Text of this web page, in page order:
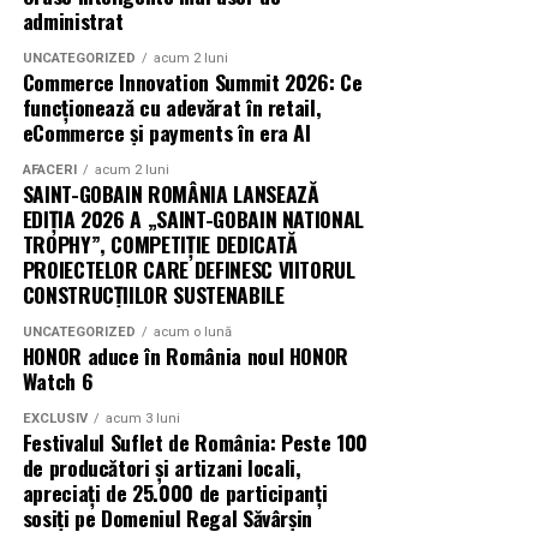
film, declarații din partea actorilor și informații despre
concursuri sunt disponibile pe paginile social media ale
filmului deFacebook,Instagram, TikTok
Adrian Pădurețu semnează imaginea filmului. De sunet
s-a ocupat Bogdan Ivanovici, de scenografie Anca
Miron, iar de costume Francisca Vass.
„În Pielea Mea”este un film produs de: CB MOTION
Producător asociat: MAGNETIC MEDIA PRODUCTIONS
Producător: Claudiu Boboc
Producător executiv: Adela Mara
Manager producție: Iulia Cezara Roșu
administrat
UNCATEGORIZED acum 2 luni
Commerce Innovation Summit 2026: Ce
funcționează cu adevărat în retail,
eCommerce și payments în era AI
AFACERI acum 2 luni
SAINT-GOBAIN ROMÂNIA LANSEAZĂ
EDIȚIA 2026 A „SAINT-GOBAIN NATIONAL
TROPHY”, COMPETIȚIE DEDICATĂ
PROIECTELOR CARE DEFINESC VIITORUL
CONSTRUCȚIILOR SUSTENABILE
UNCATEGORIZED acum o lună
HONOR aduce în România noul HONOR
Watch 6
EXCLUSIV acum 3 luni
Festivalul Suflet de România: Peste 100
de producători și artizani locali,
apreciați de 25.000 de participanți
sosiți pe Domeniul Regal Săvârșin